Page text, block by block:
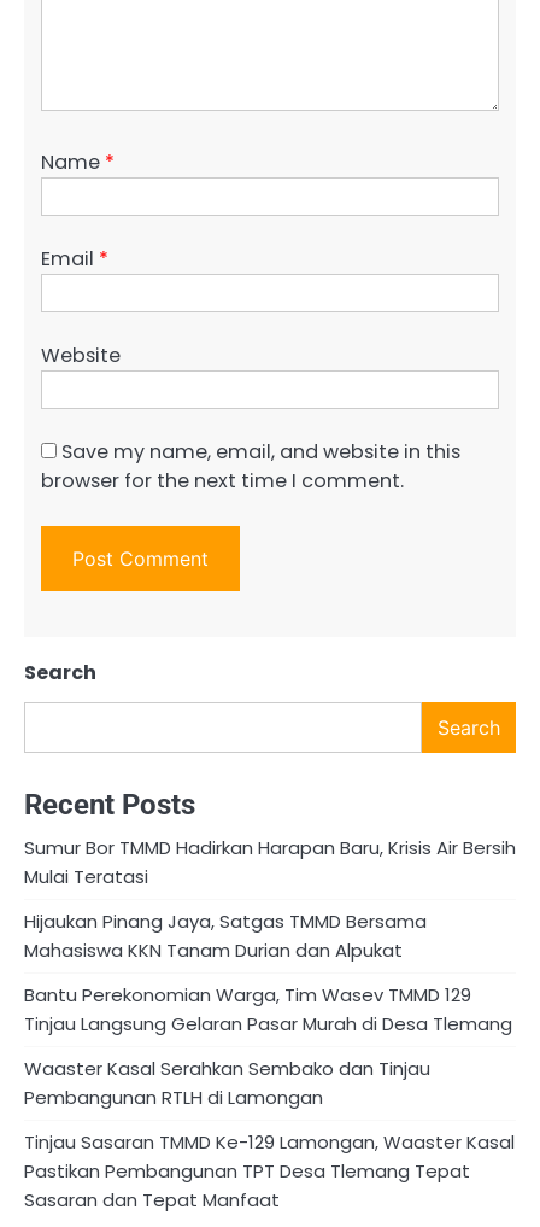
Name *
Email *
Website
Save my name, email, and website in this
browser for the next time I comment.
Search
Search
Recent Posts
Sumur Bor TMMD Hadirkan Harapan Baru, Krisis Air Bersih
Mulai Teratasi
Hijaukan Pinang Jaya, Satgas TMMD Bersama
Mahasiswa KKN Tanam Durian dan Alpukat
Bantu Perekonomian Warga, Tim Wasev TMMD 129
Tinjau Langsung Gelaran Pasar Murah di Desa Tlemang
Waaster Kasal Serahkan Sembako dan Tinjau
Pembangunan RTLH di Lamongan
Tinjau Sasaran TMMD Ke-129 Lamongan, Waaster Kasal
Pastikan Pembangunan TPT Desa Tlemang Tepat
Sasaran dan Tepat Manfaat